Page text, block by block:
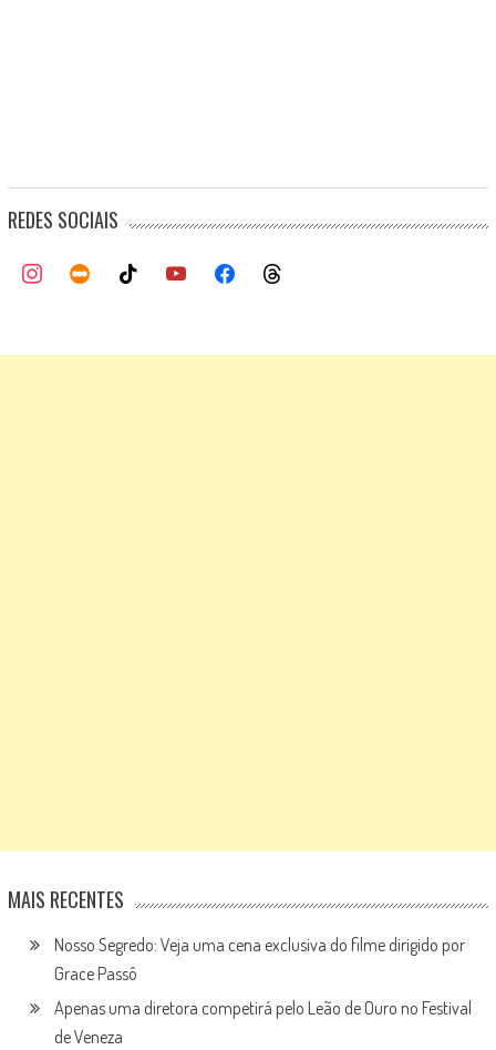
REDES SOCIAIS
MAIS RECENTES
Nosso Segredo: Veja uma cena exclusiva do filme dirigido por
Grace Passô
Apenas uma diretora competirá pelo Leão de Ouro no Festival
de Veneza